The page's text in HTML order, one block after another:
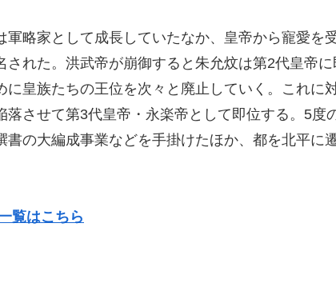
略家として成長していたなか、皇帝から寵愛を
れた。洪武帝が崩御すると朱允炆は第2代皇帝に
に皇族たちの王位を次々と廃止していく。これに
させて第3代皇帝・永楽帝として即位する。5度
の大編成事業などを手掛けたほか、都を北平に
覧はこちら